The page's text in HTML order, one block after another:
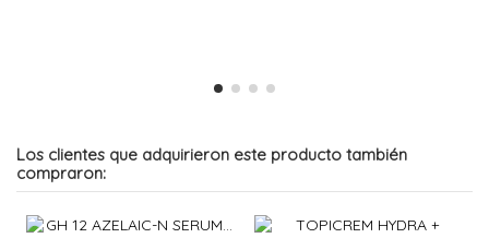
Los clientes que adquirieron este producto también
compraron: